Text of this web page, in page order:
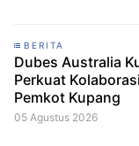
BERITA
Dubes Australia
Perkuat
Pemkot Kupang
05 Agustus 2026